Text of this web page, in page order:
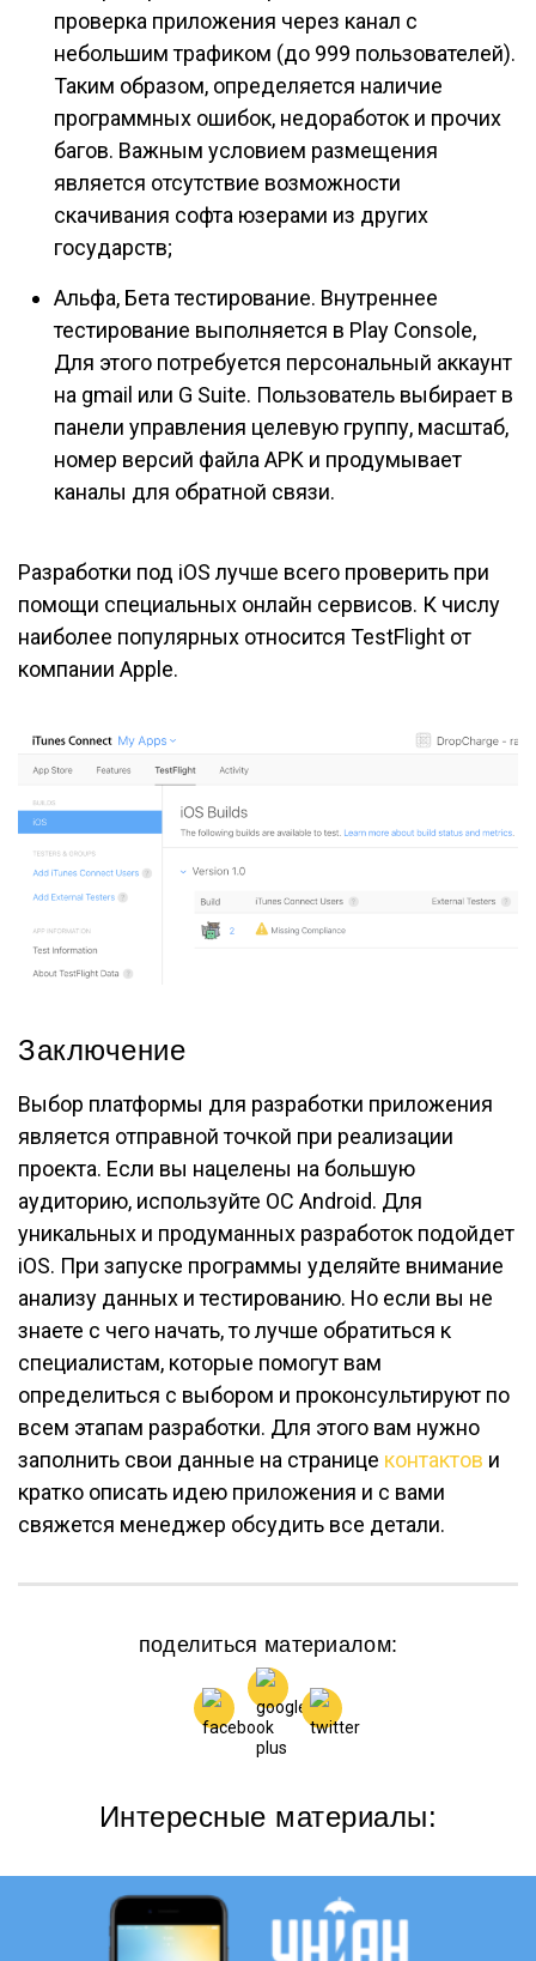
проверка приложения через канал с
небольшим трафиком (до 999 пользователей).
Таким образом, определяется наличие
программных ошибок, недоработок и прочих
багов. Важным условием размещения
является отсутствие возможности
скачивания софта юзерами из других
государств;
Альфа, Бета тестирование. Внутреннее
тестирование выполняется в Play Console,
Для этого потребуется персональный аккаунт
на gmail или G Suite. Пользователь выбирает в
панели управления целевую группу, масштаб,
номер версий файла APK и продумывает
каналы для обратной связи.
Разработки под iOS лучше всего проверить при
помощи специальных онлайн сервисов. К числу
наиболее популярных относится TestFlight от
компании Apple.
Заключение
Выбор платформы для разработки приложения
является отправной точкой при реализации
проекта. Если вы нацелены на большую
аудиторию, используйте ОС Android. Для
уникальных и продуманных разработок подойдет
iOS. При запуске программы уделяйте внимание
анализу данных и тестированию. Но если вы не
знаете с чего начать, то лучше обратиться к
специалистам, которые помогут вам
определиться с выбором и проконсультируют по
всем этапам разработки. Для этого вам нужно
заполнить свои данные на странице контактов и
кратко описать идею приложения и с вами
свяжется менеджер обсудить все детали.
поделиться материалом:
Интересные материалы: